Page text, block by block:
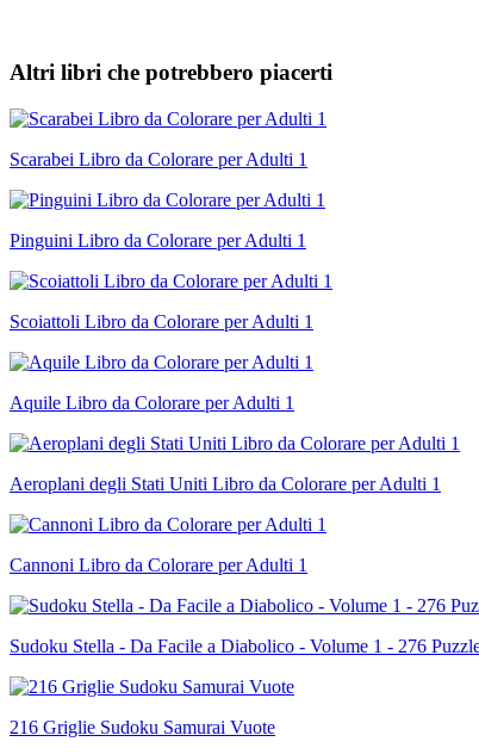
Altri libri che potrebbero piacerti
Scarabei Libro da Colorare per Adulti 1
Pinguini Libro da Colorare per Adulti 1
Scoiattoli Libro da Colorare per Adulti 1
Aquile Libro da Colorare per Adulti 1
Aeroplani degli Stati Uniti Libro da Colorare per Adulti 1
Cannoni Libro da Colorare per Adulti 1
Sudoku Stella - Da Facile a Diabolico - Volume 1 - 276
216 Griglie Sudoku Samurai Vuote